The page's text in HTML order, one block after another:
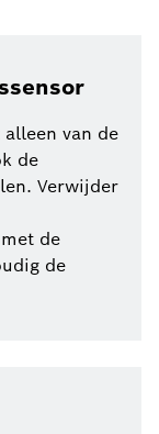
van de
de
Verwijder
de
de